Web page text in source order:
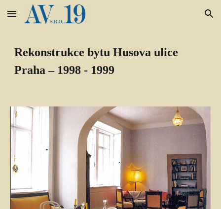
Skip to main content Skip to navigation
Rekonstrukce bytu Husova ulice
Praha – 1998 - 1999